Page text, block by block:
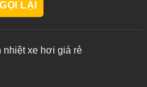
nhiệt xe hơi giá rẻ